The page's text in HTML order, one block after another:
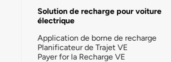
Solution de recharge pour voiture
électrique
Application de borne de recharge
Planificateur de Trajet VE
Payer for la Recharge VE